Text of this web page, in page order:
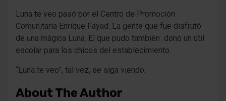
Luna te veo pasó por el Centro de Promoción
Comunitaria Enrique Fayad. La gente que fue disfrutó
de una mágica Luna. El que pudo también donó un útil
escolar para los chicos del establecimiento.
“Luna te veo”, tal vez, se siga viendo.
About The Author